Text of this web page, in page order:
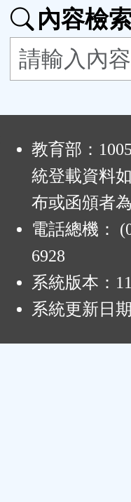
按
鈕
內容檢索
教育部：
統登載資料
布或函頒者為
電話總機：
6928
系統版本：
系統更新日期